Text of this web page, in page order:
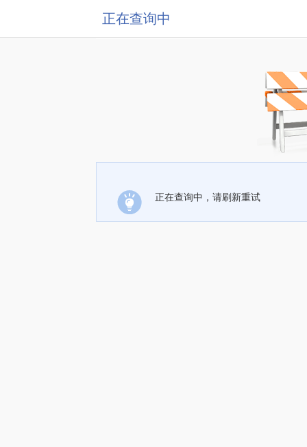
正在查询中
正在查询中，请刷新重试